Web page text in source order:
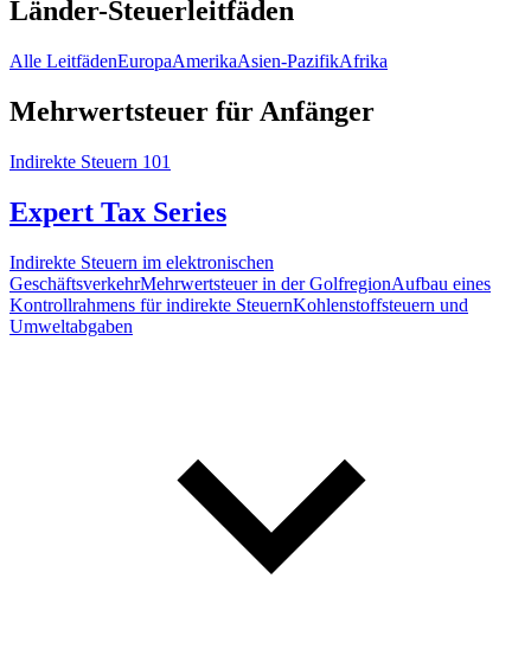
Länder-Steuerleitfäden
Alle LeitfädenEuropaAmerikaAsien-PazifikAfrika
Mehrwertsteuer für Anfänger
Indirekte Steuern 101
Expert Tax Series
Indirekte Steuern im elektronischen
GeschäftsverkehrMehrwertsteuer in der GolfregionAufbau eines
Kontrollrahmens für indirekte SteuernKohlenstoffsteuern und
Umweltabgaben